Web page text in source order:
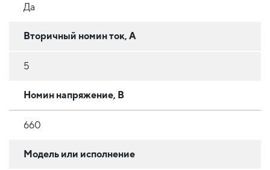
Да
Вторичный номин ток, А
5
Номин напряжение, В
660
Модель или исполнение